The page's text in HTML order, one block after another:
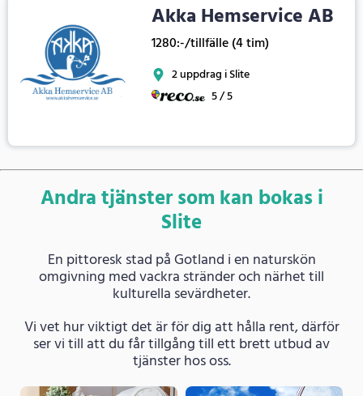
Akka Hemservice AB
1280:-/tillfälle (4 tim)
2 uppdrag i Slite
5 / 5
Andra tjänster som kan bokas i
Slite
En pittoresk stad på Gotland i en naturskön
omgivning med vackra stränder och närhet till
kulturella sevärdheter.
Vi vet hur viktigt det är för dig att hålla rent, därför
ser vi till att du får tillgång till ett brett utbud av
tjänster hos oss.